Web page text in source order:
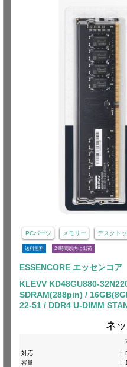
PCパーツ メモリー デスクト
送料無料 24時間以内に出荷
ESSENCORE エッセンコア
KLEVV KD48GU880-
SDRAM(288pin) /
22-51 / DDR4 U-DIMM
ネ
対応
:
容量
: